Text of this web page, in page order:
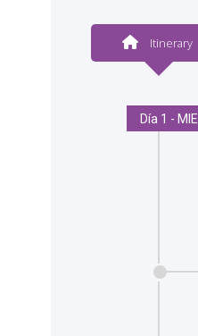
Itinerary
Día 1 - MIE.